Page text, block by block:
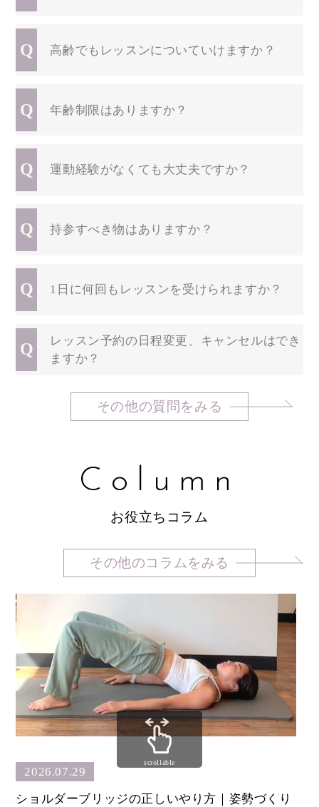
Q 高齢でもレッスンについていけますか？
Q 年齢制限はありますか？
Q 運動経験がなくても大丈夫ですか？
Q 持参すべき物はありますか？
Q 1日に何回もレッスンを受けられますか？
Q
レッスン予約の日程変更、キャンセルはでき
ますか？
その他の質問をみる
Column
お役立ちコラム
その他のコラムをみる
2026.07.29
ショルダーブリッジの正しいやり方｜姿勢づくり
scrollable